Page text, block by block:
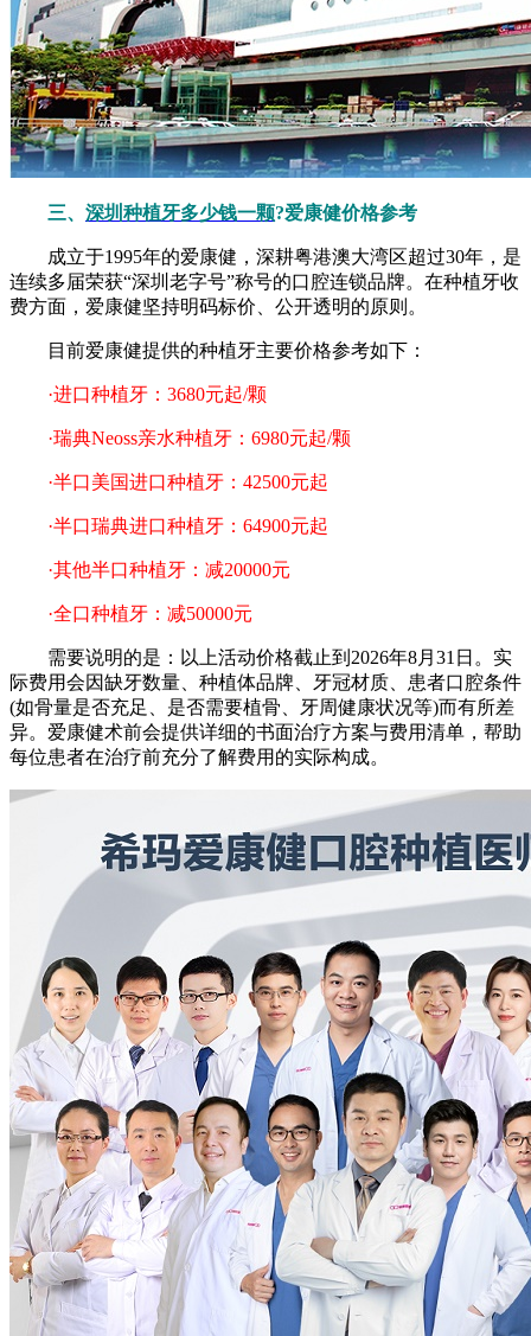
三、 深圳种植牙多少钱一颗?爱康健价格参考
成立于1995年的爱康健，深耕粤港澳大湾区超过30年，是
连续多届荣获“深圳老字号”称号的口腔连锁品牌。在种植牙收
费方面，爱康健坚持明码标价、公开透明的原则。
目前爱康健提供的种植牙主要价格参考如下：
·进口种植牙：3680元起/颗
·瑞典Neoss亲水种植牙：6980元起/颗
·半口美国进口种植牙：42500元起
·半口瑞典进口种植牙：64900元起
·其他半口种植牙：减20000元
·全口种植牙：减50000元
需要说明的是：以上活动价格截止到2026年8月31日。实
际费用会因缺牙数量、种植体品牌、牙冠材质、患者口腔条件
(如骨量是否充足、是否需要植骨、牙周健康状况等)而有所差
异。爱康健术前会提供详细的书面治疗方案与费用清单，帮助
每位患者在治疗前充分了解费用的实际构成。